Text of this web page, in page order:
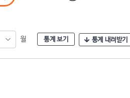
월 통계 보기 통계 내려받기